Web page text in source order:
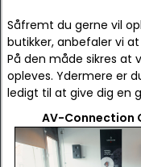
Såfremt du gerne vil
butikker, anbefaler vi
På den måde sikres at
opleves. Ydermere er
ledigt til at give dig en
AV-Connection